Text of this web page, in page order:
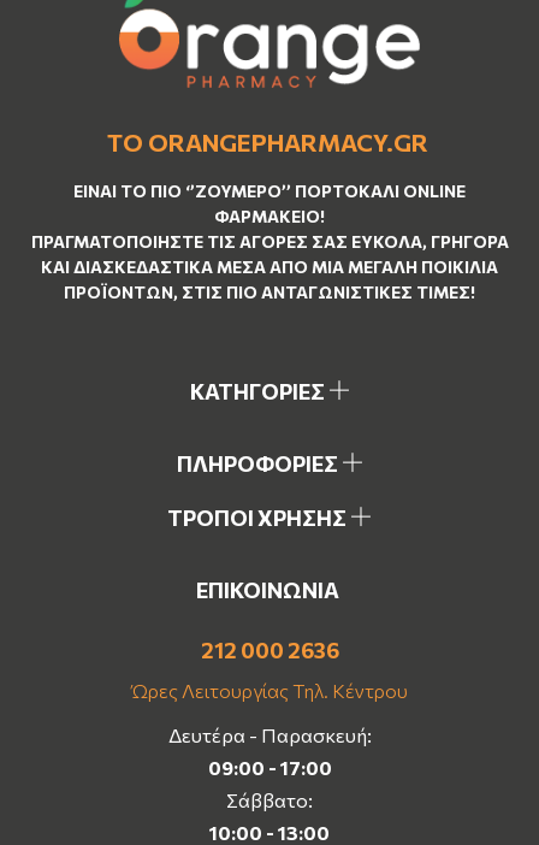
ΤΟ ORANGEPHARMACY.GR
ΕΊΝΑΙ ΤO ΠΙΟ ‘’ΖΟΥΜΕΡΌ’’ ΠΟΡΤΟΚΑΛΊ ΟNLINE
ΦΑΡΜΑΚΕΊΟ!
ΠΡΑΓΜΑΤΟΠΟΙΉΣΤΕ ΤΙΣ ΑΓΟΡΈΣ ΣΑΣ ΕΎΚΟΛΑ, ΓΡΉΓΟΡΑ
ΚΑΙ ΔΙΑΣΚΕΔΑΣΤΙΚΆ ΜΈΣΑ ΑΠΌ ΜΙΑ ΜΕΓΆΛΗ ΠΟΙΚΙΛΊΑ
ΠΡΟΪΌΝΤΩΝ, ΣΤΙΣ ΠΙΟ ΑΝΤΑΓΩΝΙΣΤΙΚΈΣ ΤΙΜΈΣ!
ΚΑΤΗΓΟΡΙΕΣ
ΠΛΗΡΟΦΟΡΙΕΣ
ΤΡΟΠΟΙ ΧΡΗΣΗΣ
ΕΠΙΚΟΙΝΩΝΙΑ
212 000 2636
Ώρες Λειτουργίας Τηλ. Κέντρου
Δευτέρα - Παρασκευή:
09:00 - 17:00
Σάββατο:
10:00 - 13:00